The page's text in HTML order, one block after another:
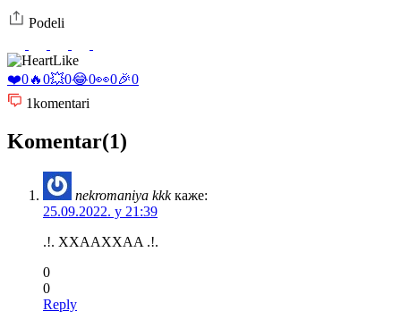
Podeli
Like
❤️0🔥0💥0😂0👀0🎉0
1komentari
Komentar(1)
nekromaniya kkk каже:
25.09.2022. у 21:39
.!. XXAAXXAA .!.
0
0
Reply